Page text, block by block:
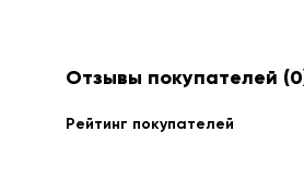
Отзывы покупателей
Рейтинг покупателей